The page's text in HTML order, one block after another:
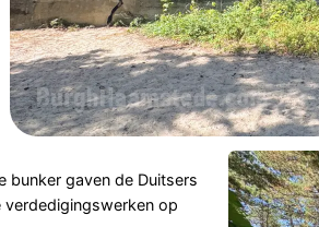
bunker gaven de Duitsers
op